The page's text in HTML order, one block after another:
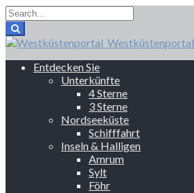
Westküstenportal
Entdecken Sie
Unterkünfte
4 Sterne
3 Sterne
Nordseeküste
Schifffahrt
Inseln & Halligen
Amrum
Sylt
Föhr